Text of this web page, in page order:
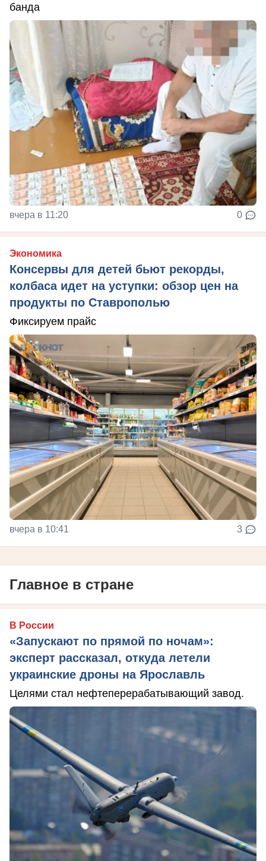
банда
вчера в 11:20 0
Экономика
Консервы для детей бьют рекорды,
колбаса идет на уступки: обзор цен на
продукты по Ставрополью
Фиксируем прайс
вчера в 10:41 3
Главное в стране
В России
«Запускают по прямой по ночам»:
эксперт рассказал, откуда летели
украинские дроны на Ярославль
Целями стал нефтеперерабатывающий завод.